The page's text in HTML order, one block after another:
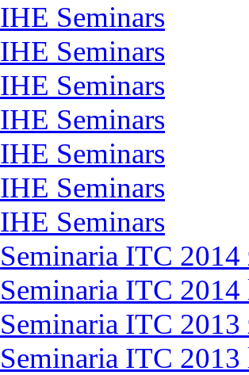
IHE Seminars
IHE Seminars
IHE Seminars
IHE Seminars
IHE Seminars
IHE Seminars
IHE Seminars
Seminaria ITC 2014
Seminaria ITC 2014
Seminaria ITC 2013
Seminaria ITC 2013